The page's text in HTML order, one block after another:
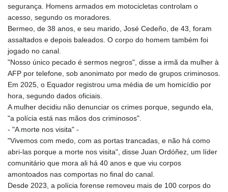
segurança. Homens armados em motocicletas controlam o
acesso, segundo os moradores.
Bermeo, de 38 anos, e seu marido, José Cedeño, de 43, foram
assaltados e depois baleados. O corpo do homem também foi
jogado no canal.
"Nosso único pecado é sermos negros", disse a irmã da mulher à
AFP por telefone, sob anonimato por medo de grupos criminosos.
Em 2025, o Equador registrou uma média de um homicídio por
hora, segundo dados oficiais.
A mulher decidiu não denunciar os crimes porque, segundo ela,
"a polícia está nas mãos dos criminosos".
- "A morte nos visita" -
"Vivemos com medo, com as portas trancadas, e não há como
abri-las porque a morte nos visita", disse Juan Ordóñez, um líder
comunitário que mora ali há 40 anos e que viu corpos
amontoados nas comportas no final do canal.
Desde 2023, a polícia forense removeu mais de 100 corpos do